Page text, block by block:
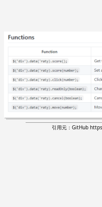
引用元：GitHub